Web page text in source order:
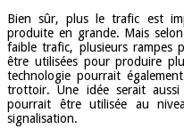
Bien sûr, plus le trafic est
produite en grande. Mais
faible trafic, plusieurs rampes
être utilisées pour produire
technologie pourrait
trottoir. Une idée serait
pourrait être utilisée au
signalisation.